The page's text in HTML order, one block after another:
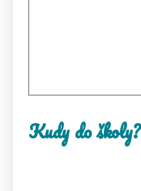
Kudy do školy?